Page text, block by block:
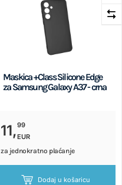
Maskica +Class Silicone Edge
za Samsung Galaxy A37 - crna
11,99
EUR
za jednokratno plaćanje
Dodaj u košaricu